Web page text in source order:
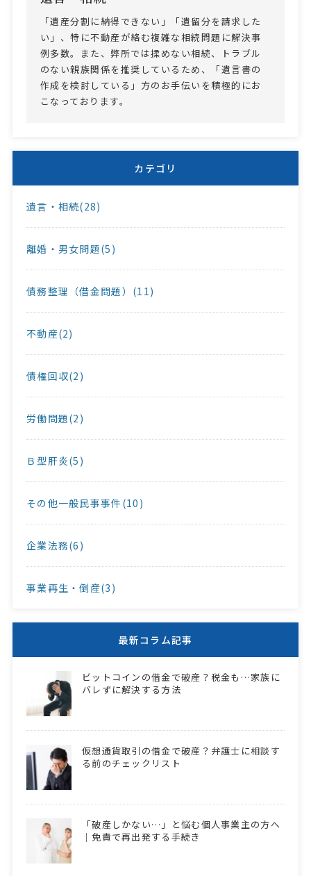
「遺産分割に納得できない」「遺留分を請求した
い」、特に不動産が絡む複雑な相続問題に解決事
例多数。また、弊所では揉めない相続、トラブル
のない親族関係を推奨しているため、「遺言書の
作成を検討している」方のお手伝いを積極的にお
こなっております。
カテゴリ
遺言・相続(28)
離婚・男女問題(5)
債務整理（借金問題）(11)
不動産(2)
債権回収(2)
労働問題(2)
Ｂ型肝炎(5)
その他一般民事事件(10)
企業法務(6)
事業再生・倒産(3)
最新コラム記事
ビットコインの借金で破産？税金も…家族に
バレずに解決する方法
仮想通貨取引の借金で破産？弁護士に相談す
る前のチェックリスト
「破産しかない…」と悩む個人事業主の方へ
｜免責で再出発する手続き